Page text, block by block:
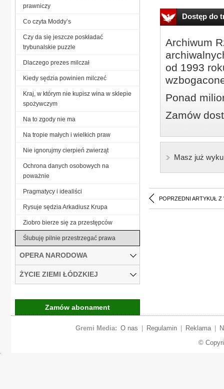
Dostęp do
Archiwum
od 1993
Ponad
Zamów
Masz już
POPRZEDNI ARTYKUŁ Z
prawniczy
Co czyta Moddy’s
Czy da się jeszcze poskładać
trybunalskie puzzle
Dlaczego prezes milczał
Kiedy sędzia powinien milczeć
Kraj, w którym nie kupisz wina w sklepie
spożywczym
Na to zgody nie ma
Na tropie małych i wielkich praw
Nie ignorujmy cierpień zwierząt
Ochrona danych osobowych na
poważnie
Pragmatycy i idealiści
Rysuje sędzia Arkadiusz Krupa
Ziobro bierze się za przestępców
Ślubuję pilnie przestrzegać prawa
OPERA NARODOWA
ŻYCIE ZIEMI ŁÓDZKIEJ
Zamów abonament
Gremi Media: O nas Regulamin Reklama
©